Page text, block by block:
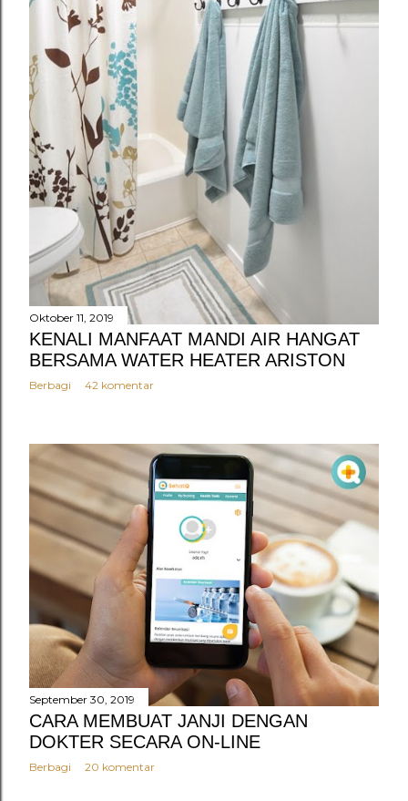
Oktober 11, 2019
KENALI MANFAAT MANDI AIR HANGAT
BERSAMA WATER HEATER ARISTON
Berbagi 42 komentar
September 30, 2019
CARA MEMBUAT JANJI DENGAN
DOKTER SECARA ON-LINE
Berbagi 20 komentar